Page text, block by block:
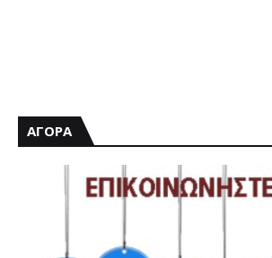
ΑΓΟΡΑ